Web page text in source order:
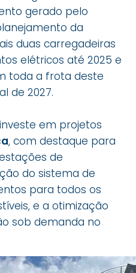
gerado pelo
da
duas carregadeiras
elétricos até 2025 e
toda a frota deste
de 2027.
em projetos
, com destaque para
de
do sistema de
para todos os
e a otimização
sob demanda no